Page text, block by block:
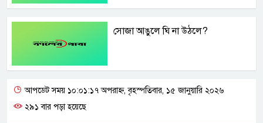
সোজা আঙুলে ঘি না উঠলে?
আপডেট সময় ১০:০১:১৭ অপরাহ্ন, বৃহস্পতিবার, ১৫ জানুয়ারি ২০২৬
২৯১ বার পড়া হয়েছে